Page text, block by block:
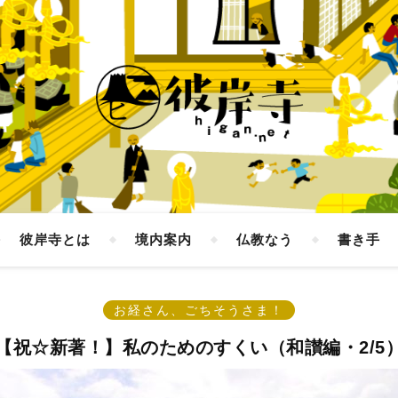
彼岸寺とは 境内案内 仏教なう 書き手
お経さん、ごちそうさま！
祝☆新著！】私のためのすくい（和讃編・2/5